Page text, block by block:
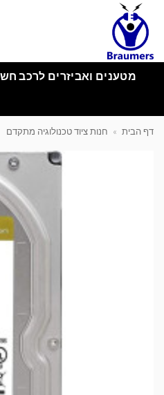
content
מטענים ואביזרים לרכב
דף הבית » חנות ציוד טכנולוגיה מתקדם